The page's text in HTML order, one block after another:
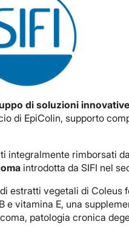
di soluzioni
di EpiColin, supporto
integralmente rimborsati
introdotta da SIFI nel
estratti vegetali di Coleus
vitamina E, una
patologia cronica